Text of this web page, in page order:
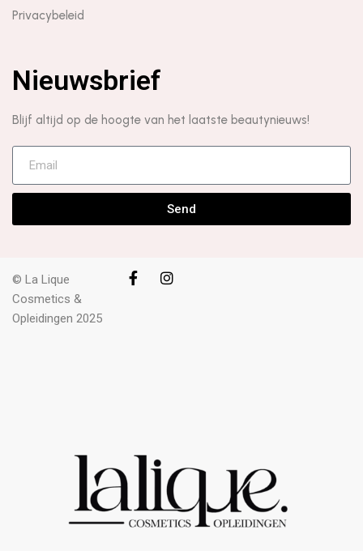
Privacybeleid
Nieuwsbrief
Blijf altijd op de hoogte van het laatste beautynieuws!
Send
© La Lique
Cosmetics &
Opleidingen 2025